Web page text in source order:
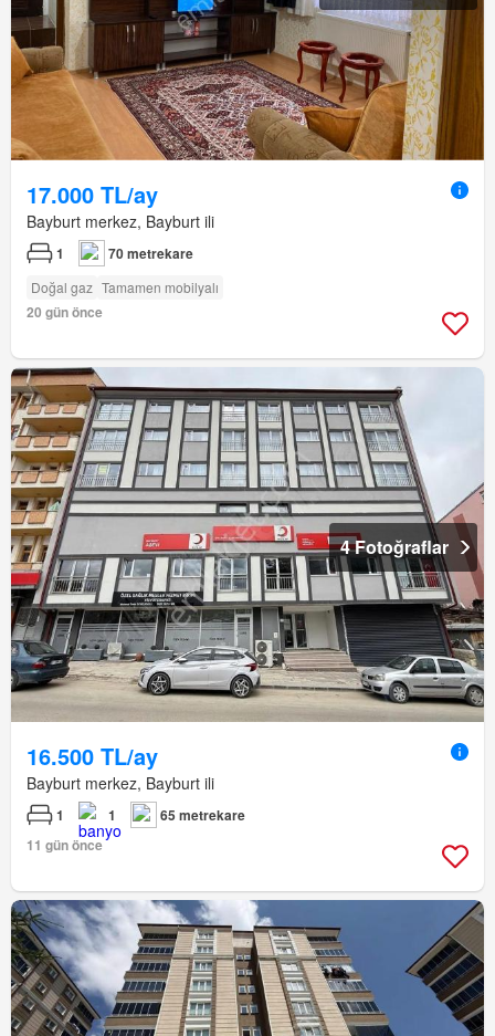
17.000 TL/ay
Bayburt merkez, Bayburt ili
1 70 metrekare
Doğal gaz Tamamen mobilyalı
20 gün önce
4 Fotoğraflar
16.500 TL/ay
Bayburt merkez, Bayburt ili
1 1
65 metrekare
11 gün önce